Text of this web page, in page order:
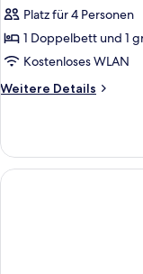
Platz für 4 Personen
1 Doppelbett und 1
Kostenloses WLAN
Weitere Details
Weitere
Park
Fort
Apartment